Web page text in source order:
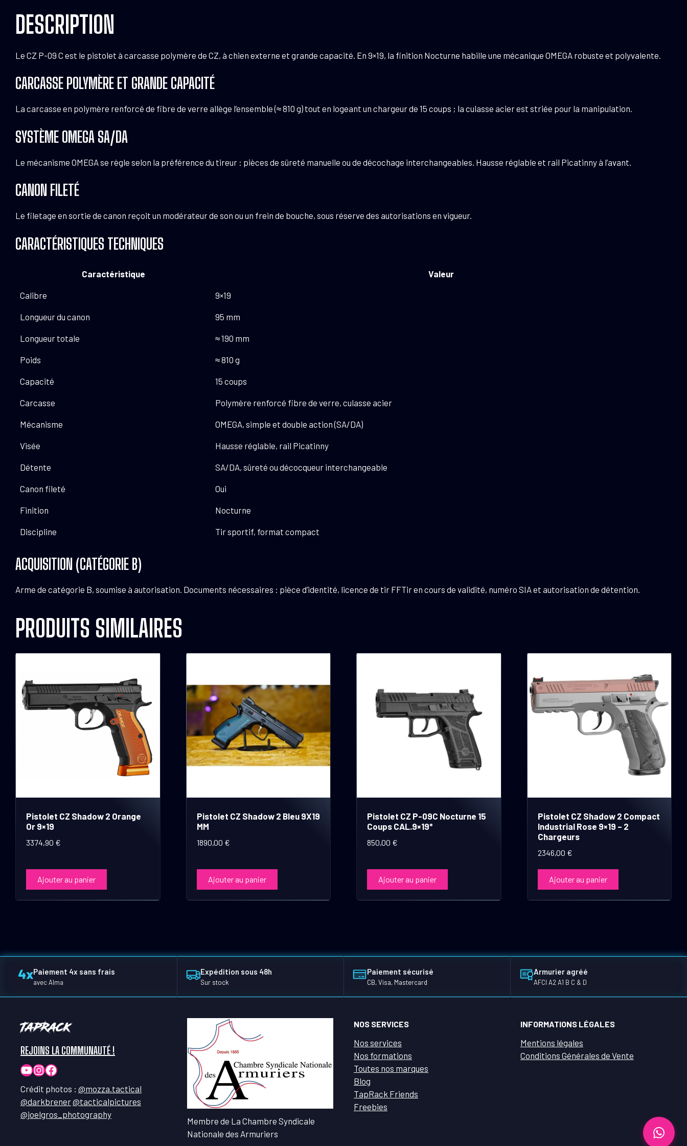
DESCRIPTION
Le CZ P-09 C est le pistolet à carcasse polymère de CZ, à chien externe et grande capacité. En 9×19, la finition Nocturne habille une mécanique OMEGA robuste et polyvalente.
CARCASSE POLYMÈRE ET GRANDE CAPACITÉ
La carcasse en polymère renforcé de fibre de verre allège l’ensemble (≈ 810 g) tout en logeant un chargeur de 15 coups ; la culasse acier est striée pour la manipulation.
SYSTÈME OMEGA SA/DA
Le mécanisme OMEGA se règle selon la préférence du tireur : pièces de sûreté manuelle ou de décochage interchangeables. Hausse réglable et rail Picatinny à l’avant.
CANON FILETÉ
Le filetage en sortie de canon reçoit un modérateur de son ou un frein de bouche, sous réserve des autorisations en vigueur.
CARACTÉRISTIQUES TECHNIQUES
Caractéristique Valeur
Calibre 9×19
Longueur du canon 95 mm
Longueur totale ≈ 190 mm
Poids ≈ 810 g
Capacité 15 coups
Carcasse Polymère renforcé fibre de verre, culasse acier
Mécanisme OMEGA, simple et double action (SA/DA)
Visée Hausse réglable, rail Picatinny
Détente SA/DA, sûreté ou décocqueur interchangeable
Canon fileté Oui
Finition Nocturne
Discipline Tir sportif, format compact
ACQUISITION (CATÉGORIE B)
Arme de catégorie B, soumise à autorisation. Documents nécessaires : pièce d’identité, licence de tir FFTir en cours de validité, numéro SIA et autorisation de détention.
PRODUITS SIMILAIRES
Pistolet CZ Shadow 2 Orange
Or 9×19
3374,90 €
Ajouter au panier
Pistolet CZ Shadow 2 Bleu 9X19
MM
1890,00 €
Ajouter au panier
Pistolet CZ P-09C Nocturne 15
Coups CAL.9×19*
850,00 €
Ajouter au panier
Pistolet CZ Shadow 2 Compact
Industrial Rose 9×19 – 2
Chargeurs
2346,00 €
Ajouter au panier
Paiement 4x sans frais
avec Alma
Expédition sous 48h
Sur stock
Paiement sécurisé
CB, Visa, Mastercard
Armurier agréé
AFCI A2 A1 B C & D
TapRack
REJOINS LA COMMUNAUTÉ !
YouTube
Instagram
Facebook
Crédit photos : @mozza.tactical
@darkbrener@tacticalpictures
@joelgros_photography
Membre de La Chambre Syndicale
Nationale des Armuriers
NOS SERVICES
Nos services
Nos formations
Toutes nos marques
Blog
TapRack Friends
Freebies
INFORMATIONS LÉGALES
Mentions légales
Conditions Générales de Vente